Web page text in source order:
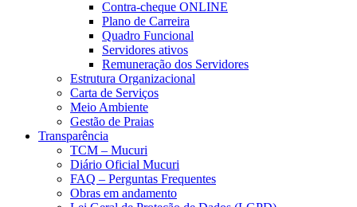
Contra-cheque ONLINE
Plano de Carreira
Quadro Funcional
Servidores ativos
Remuneração dos Servidores
Estrutura Organizacional
Carta de Serviços
Meio Ambiente
Gestão de Praias
Transparência
TCM – Mucuri
Diário Oficial Mucuri
FAQ – Perguntas Frequentes
Obras em andamento